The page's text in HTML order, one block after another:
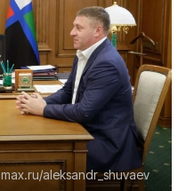
max.ru/aleksandr_shuvaev